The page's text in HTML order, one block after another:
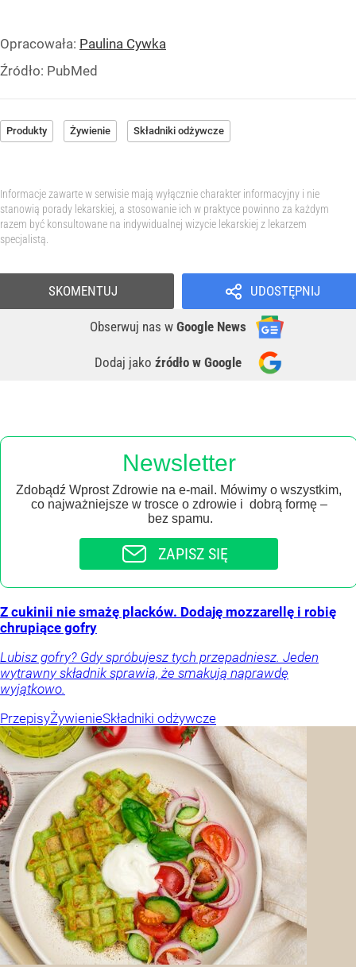
Opracowała: Paulina Cywka
Źródło: PubMed
Produkty Żywienie Składniki odżywcze
Informacje zawarte w serwisie mają wyłącznie charakter informacyjny i nie
stanowią porady lekarskiej, a stosowanie ich w praktyce powinno za każdym
razem być konsultowane na indywidualnej wizycie lekarskiej z lekarzem
specjalistą.
UDOSTĘPNIJ
Obserwuj nas w Google News
Dodaj jako źródło w Google
SKOMENTUJ
Newsletter
Zdobądź Wprost Zdrowie na e-mail. Mówimy o wszystkim,
co najważniejsze w trosce o zdrowie i dobrą formę –
bez spamu.
ZAPISZ SIĘ
Z cukinii nie smażę placków. Dodaję mozzarellę i robię
chrupiące gofry
Lubisz gofry? Gdy spróbujesz tych przepadniesz. Jeden
wytrawny składnik sprawia, że smakują naprawdę
wyjątkowo.
PrzepisyŻywienieSkładniki odżywcze